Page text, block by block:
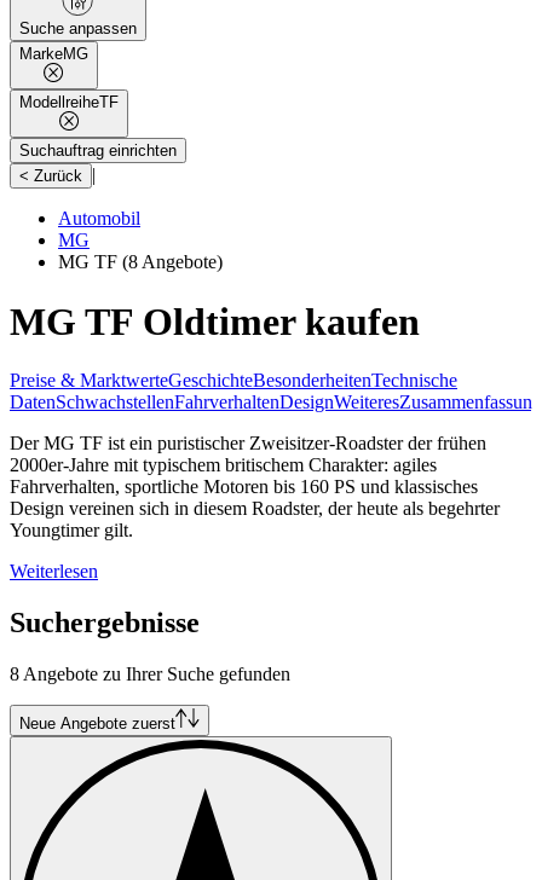
Suche anpassen
MarkeMG
ModellreiheTF
Suchauftrag einrichten
< Zurück |
Automobil
MG
MG TF (8 Angebote)
MG TF Oldtimer kaufen
Preise & MarktwerteGeschichteBesonderheitenTechnische
DatenSchwachstellenFahrverhaltenDesignWeiteresZusammenfassung
Der MG TF ist ein puristischer Zweisitzer-Roadster der frühen
2000er-Jahre mit typischem britischem Charakter: agiles
Fahrverhalten, sportliche Motoren bis 160 PS und klassisches
Design vereinen sich in diesem Roadster, der heute als begehrter
Youngtimer gilt.
Weiterlesen
Suchergebnisse
8 Angebote zu Ihrer Suche gefunden
Neue Angebote zuerst